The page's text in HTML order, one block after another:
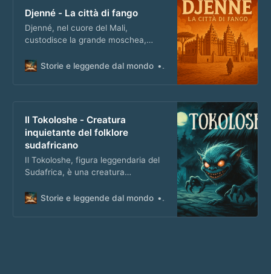
Djenné - La città di fango
Djenné, nel cuore del Mali,
custodisce la grande moschea,
mondo, tra storia e leggenda.
Storie e leggende dal mondo Matteo Masi
Il Tokoloshe - Creatura
inquietante del folklore
sudafricano
Il Tokoloshe, figura leggendaria del
Sudafrica, è una creatura
incursioni notturne e il potere di
Storie e leggende dal mondo Matteo Masi